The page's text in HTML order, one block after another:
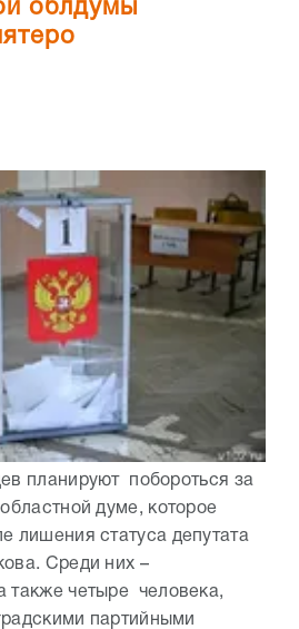
облдумы
планируют побороться за
думе, которое
лишения статуса депутата
Среди них –
также четыре человека,
партийными